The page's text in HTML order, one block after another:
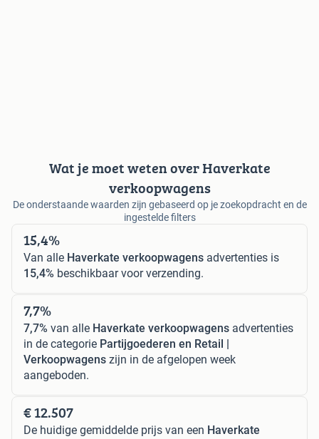
Wat je moet weten over Haverkate
verkoopwagens
De onderstaande waarden zijn gebaseerd op je zoekopdracht en de
ingestelde filters
15,4%
Van alle Haverkate verkoopwagens advertenties is
15,4% beschikbaar voor verzending.
7,7%
7,7% van alle Haverkate verkoopwagens advertenties
in de categorie Partijgoederen en Retail |
Verkoopwagens zijn in de afgelopen week
aangeboden.
€ 12.507
De huidige gemiddelde prijs van een Haverkate